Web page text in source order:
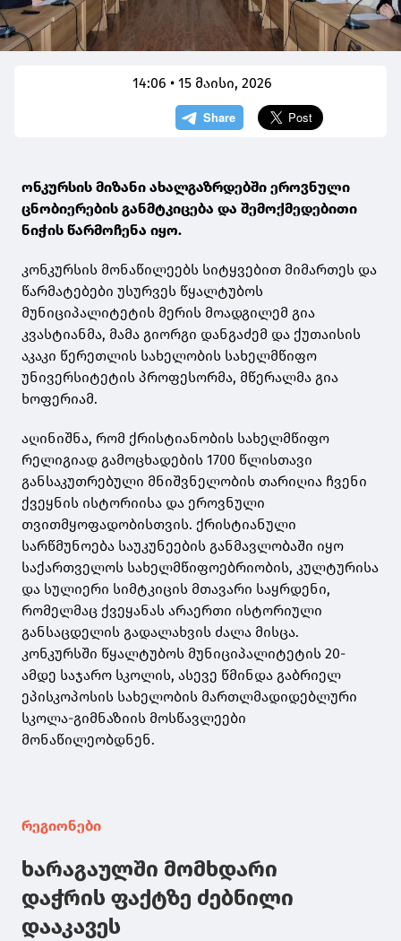
14:06 • 15 მაისი, 2026
ონკურსის მიზანი ახალგაზრდებში ეროვნული
ცნობიერების განმტკიცება და შემოქმედებითი
ნიჭის წარმოჩენა იყო.
კონკურსის მონაწილეებს სიტყვებით მიმართეს და
წარმატებები უსურვეს წყალტუბოს
მუნიციპალიტეტის მერის მოადგილემ გია
კვასტიანმა, მამა გიორგი დანგაძემ და ქუთაისის
აკაკი წერეთლის სახელობის სახელმწიფო
უნივერსიტეტის პროფესორმა, მწერალმა გია
ხოფერიამ.
აღინიშნა, რომ ქრისტიანობის სახელმწიფო
რელიგიად გამოცხადების 1700 წლისთავი
განსაკუთრებული მნიშვნელობის თარიღია ჩვენი
ქვეყნის ისტორიისა და ეროვნული
თვითმყოფადობისთვის. ქრისტიანული
სარწმუნოება საუკუნეების განმავლობაში იყო
საქართველოს სახელმწიფოებრიობის, კულტურისა
და სულიერი სიმტკიცის მთავარი საყრდენი,
რომელმაც ქვეყანას არაერთი ისტორიული
განსაცდელის გადალახვის ძალა მისცა.
კონკურსში წყალტუბოს მუნიციპალიტეტის 20-
ამდე საჯარო სკოლის, ასევე წმინდა გაბრიელ
ეპისკოპოსის სახელობის მართლმადიდებლური
სკოლა-გიმნაზიის მოსწავლეები
მონაწილეობდნენ.
რეგიონები
ხარაგაულში მომხდარი
დაჭრის ფაქტზე ძებნილი
დააკავეს